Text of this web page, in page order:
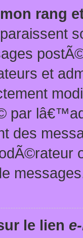
rang
et
par
des
le lien